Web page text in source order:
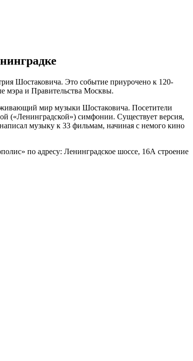
Шостаковича. Это событие приурочено к 120-
мэра и Правительства Москвы.
мир музыки Шостаковича. Посетители
(«Ленинградской») симфонии. Существует версия,
музыку к 33 фильмам, начиная с немого кино
по адресу: Ленинградское шоссе, 16А строение